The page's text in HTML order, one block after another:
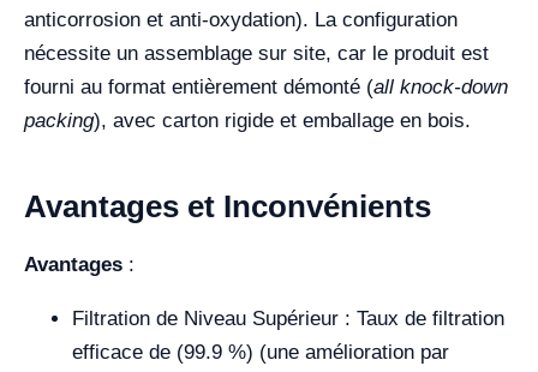
anticorrosion et anti-oxydation). La configuration
nécessite un assemblage sur site, car le produit est
fourni au format entièrement démonté (all knock-down
packing), avec carton rigide et emballage en bois.
Avantages et Inconvénients
Avantages :
Filtration de Niveau Supérieur : Taux de filtration
efficace de (99.9 %) (une amélioration par